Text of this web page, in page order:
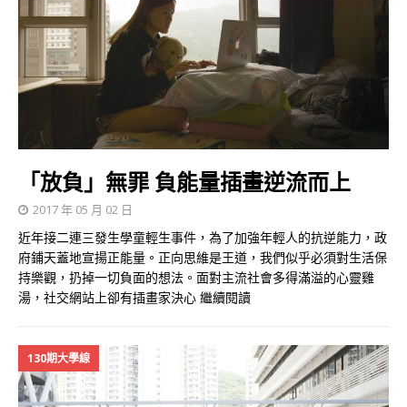
「放負」無罪 負能量插畫逆流而上
2017 年 05 月 02 日
近年接二連三發生學童輕生事件，為了加強年輕人的抗逆能力，政
府鋪天蓋地宣揚正能量。正向思維是王道，我們似乎必須對生活保
持樂觀，扔掉一切負面的想法。面對主流社會多得滿溢的心靈雞
湯，社交網站上卻有插畫家決心 繼續閱讀
130期大學線